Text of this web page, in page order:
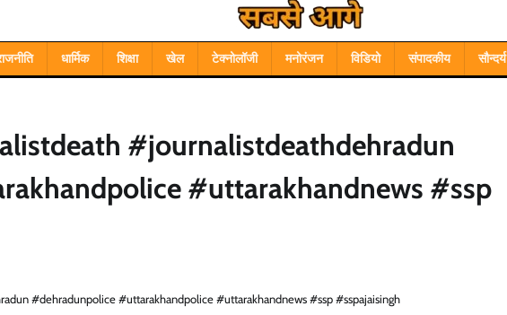
धार्मिक शिक्षा खेल टेक्नोलॉजी मनोरंजन विडियो संपादकीय सौन्दर्य
#journalistdeathdehradun
#uttarakhandnews #ssp
#dehradunpolice #uttarakhandpolice #uttarakhandnews #ssp #sspajaisingh